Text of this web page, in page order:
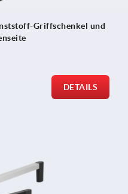
Griffschenkel und
DETAILS